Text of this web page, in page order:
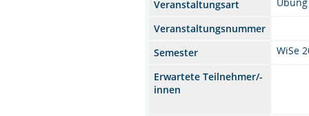
Veranstaltungsart
Veranstaltungsnummer
Semester
WiSe
Erwartete Teilnehmer/-
innen